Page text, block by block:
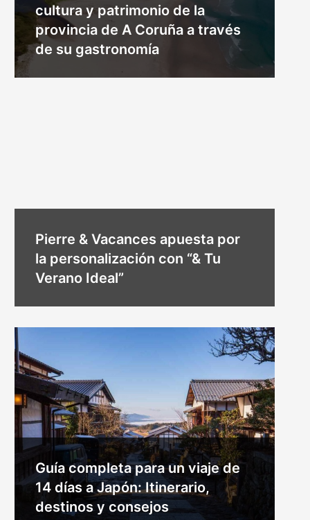
cultura y patrimonio de la
provincia de A Coruña a través
de su gastronomía
Pierre & Vacances apuesta por
la personalización con “& Tu
Verano Ideal”
Guía completa para un viaje de
14 días a Japón: Itinerario,
destinos y consejos